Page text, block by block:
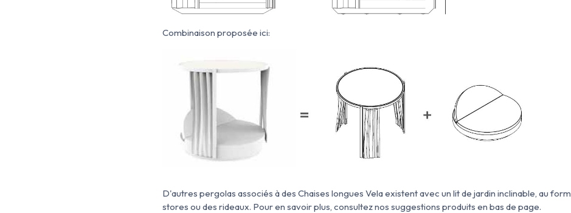
Combinaison proposée ici:
D'autres pergolas associés à des Chaises longues Vela existent avec un lit de jardin inclinable, au
stores ou des rideaux. Pour en savoir plus, consultez nos suggestions produits en bas de page.